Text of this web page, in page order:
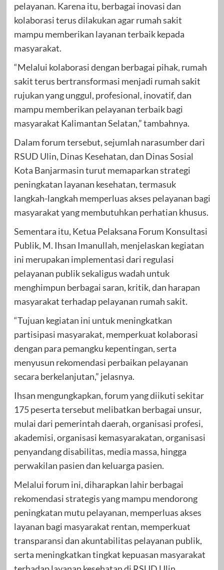
pelayanan. Karena itu, berbagai inovasi dan
kolaborasi terus dilakukan agar rumah sakit
mampu memberikan layanan terbaik kepada
masyarakat.
“Melalui kolaborasi dengan berbagai pihak, rumah
sakit terus bertransformasi menjadi rumah sakit
rujukan yang unggul, profesional, inovatif, dan
mampu memberikan pelayanan terbaik bagi
masyarakat Kalimantan Selatan,” tambahnya.
Dalam forum tersebut, sejumlah narasumber dari
RSUD Ulin, Dinas Kesehatan, dan Dinas Sosial
Kota Banjarmasin turut memaparkan strategi
peningkatan layanan kesehatan, termasuk
langkah-langkah memperluas akses pelayanan bagi
masyarakat yang membutuhkan perhatian khusus.
Sementara itu, Ketua Pelaksana Forum Konsultasi
Publik, M. Ihsan Imanullah, menjelaskan kegiatan
ini merupakan implementasi dari regulasi
pelayanan publik sekaligus wadah untuk
menghimpun berbagai saran, kritik, dan harapan
masyarakat terhadap pelayanan rumah sakit.
“Tujuan kegiatan ini untuk meningkatkan
partisipasi masyarakat, memperkuat kolaborasi
dengan para pemangku kepentingan, serta
menyusun rekomendasi perbaikan pelayanan
secara berkelanjutan,” jelasnya.
Ihsan mengungkapkan, forum yang diikuti sekitar
175 peserta tersebut melibatkan berbagai unsur,
mulai dari pemerintah daerah, organisasi profesi,
akademisi, organisasi kemasyarakatan, organisasi
penyandang disabilitas, media massa, hingga
perwakilan pasien dan keluarga pasien.
Melalui forum ini, diharapkan lahir berbagai
rekomendasi strategis yang mampu mendorong
peningkatan mutu pelayanan, memperluas akses
layanan bagi masyarakat rentan, memperkuat
transparansi dan akuntabilitas pelayanan publik,
serta meningkatkan tingkat kepuasan masyarakat